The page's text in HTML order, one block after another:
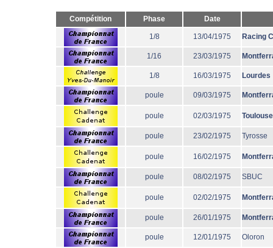
Compétition Phase Date
1/8 13/04/1975 Racing
1/16 23/03/1975
1/8 16/03/1975 Lourdes
poule 09/03/1975
poule 02/03/1975 Toulouse
poule 23/02/1975 Tyrosse
poule 16/02/1975
poule 08/02/1975 SBUC
poule 02/02/1975
poule 26/01/1975
poule 12/01/1975 Oloron